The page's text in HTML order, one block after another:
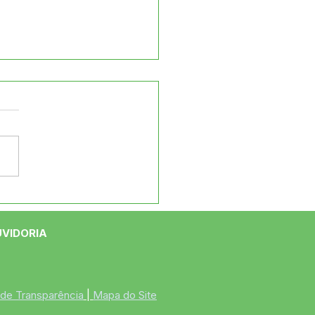
roçadeiras na
Boa Vista
Transparência Mapa do Site